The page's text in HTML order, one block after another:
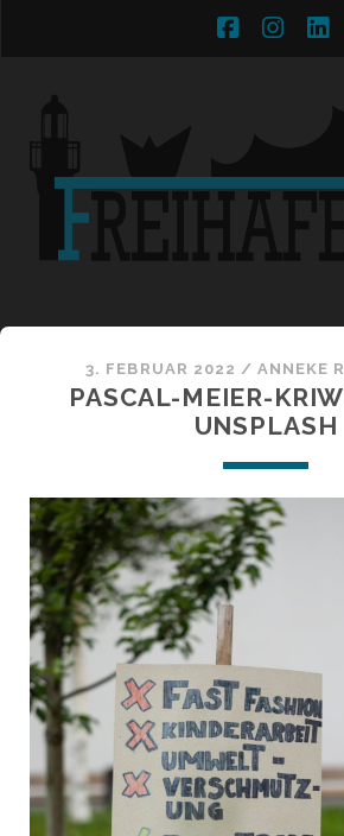
facebook
3. FEBRUAR 2022 /ANNEKE
PASCAL-MEIER-
UNSPLASH